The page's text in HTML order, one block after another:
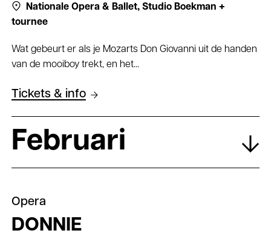
Nationale Opera & Ballet, Studio Boekman +
tournee
Wat gebeurt er als je Mozarts Don Giovanni uit de handen
van de mooiboy trekt, en het...
Tickets & info
Februari
Opera
DONNIE